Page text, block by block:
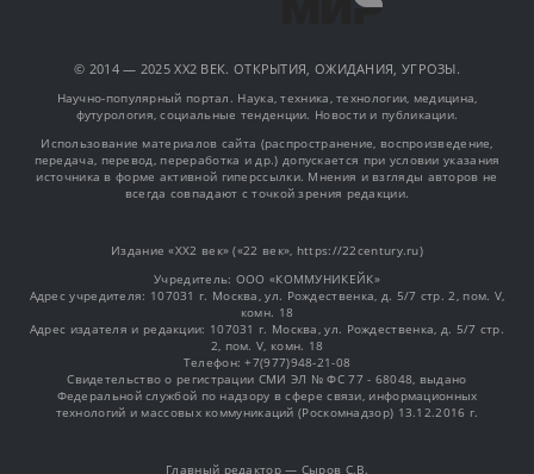
© 2014 — 2025 XX2 ВЕК. ОТКРЫТИЯ, ОЖИДАНИЯ, УГРОЗЫ.
Научно-популярный портал. Наука, техника, технологии, медицина,
футурология, социальные тенденции. Новости и публикации.
Использование материалов сайта (распространение, воспроизведение,
передача, перевод, переработка и др.) допускается при условии указания
источника в форме активной гиперссылки. Мнения и взгляды авторов не
всегда совпадают с точкой зрения редакции.
Издание «XX2 век» («22 век», https://22century.ru)
Учредитель: OOO «КОММУНИКЕЙК»
Адрес учредителя: 107031 г. Москва, ул. Рождественка, д. 5/7 стр. 2, пом. V,
комн. 18
Адрес издателя и редакции: 107031 г. Москва, ул. Рождественка, д. 5/7 стр.
2, пом. V, комн. 18
Телефон: +7(977)948-21-08
Свидетельство о регистрации СМИ ЭЛ № ФС 77 - 68048, выдано
Федеральной службой по надзору в сфере связи, информационных
технологий и массовых коммуникаций (Роскомнадзор) 13.12.2016 г.
Главный редактор — Сыров С.В.